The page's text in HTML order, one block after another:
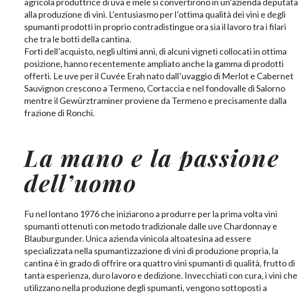
alla produzione di vini. L’entusiasmo per l’ottima qualità dei vini e degli
spumanti prodotti in proprio contradistingue ora sia il lavoro tra i filari
che tra le botti della cantina.
Forti dell’acquisto, negli ultimi anni, di alcuni vigneti collocati in ottima
posizione, hanno recentemente ampliato anche la gamma di prodotti
offerti. Le uve per il Cuvée Erah nato dall’uvaggio di Merlot e Cabernet
Sauvignon crescono a Termeno, Cortaccia e nel fondovalle di Salorno
mentre il Gewürztraminer proviene da Termeno e precisamente dalla
frazione di Ronchi.
La mano e la passione
dell’uomo
Fu nel lontano 1976 che iniziarono a produrre per la prima volta vini
spumanti ottenuti con metodo tradizionale dalle uve Chardonnay e
Blauburgunder. Unica azienda vinicola altoatesina ad essere
specializzata nella spumantizzazione di vini di produzione propria, la
cantina è in grado di offrire ora quattro vini spumanti di qualità, frutto di
tanta esperienza, duro lavoro e dedizione. Invecchiati con cura, i vini che
utilizzano nella produzione degli spumanti, vengono sottoposti a